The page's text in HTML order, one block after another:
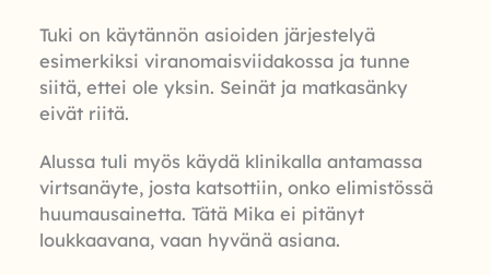
Tuki on käytännön asioiden järjestelyä
esimerkiksi viranomaisviidakossa ja tunne
siitä, ettei ole yksin. Seinät ja matkasänky
eivät riitä.
Alussa tuli myös käydä klinikalla antamassa
virtsanäyte, josta katsottiin, onko elimistössä
huumausainetta. Tätä Mika ei pitänyt
loukkaavana, vaan hyvänä asiana.